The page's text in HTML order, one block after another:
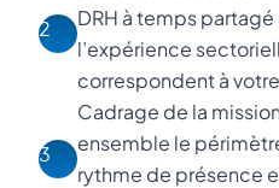
2
DRH à temps
l’expérience
correspondent à
3
Cadrage de la
ensemble le
rythme de présence